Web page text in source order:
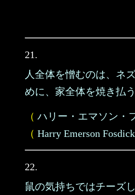
21.
人全体を憎むのは、ネ
めに、家全体を焼き払
（ ハリー・エマソン・
（ Harry Emerson Fosdick
22.
鼠の気持ちではチーズ